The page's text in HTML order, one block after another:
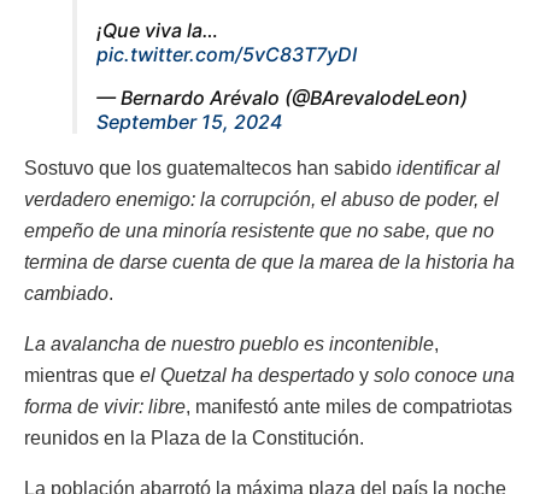
¡Que viva la…
pic.twitter.com/5vC83T7yDI
— Bernardo Arévalo (@BArevalodeLeon)
September 15, 2024
Sostuvo que los guatemaltecos han sabido identificar al
verdadero enemigo: la corrupción, el abuso de poder, el
empeño de una minoría resistente que no sabe, que no
termina de darse cuenta de que la marea de la historia ha
cambiado.
La avalancha de nuestro pueblo es incontenible,
mientras que el Quetzal ha despertado y solo conoce una
forma de vivir: libre, manifestó ante miles de compatriotas
reunidos en la Plaza de la Constitución.
La población abarrotó la máxima plaza del país la noche